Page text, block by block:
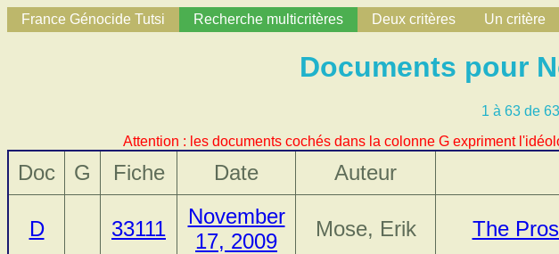
France Génocide Tutsi Recherche multicritères Deux critères Un critère
Documents pour
1 à 63 de
Attention : les documents cochés dans la colonne G expriment
Doc G Fiche Date Auteur
D 33111
November
17, 2009
Mose, Erik The